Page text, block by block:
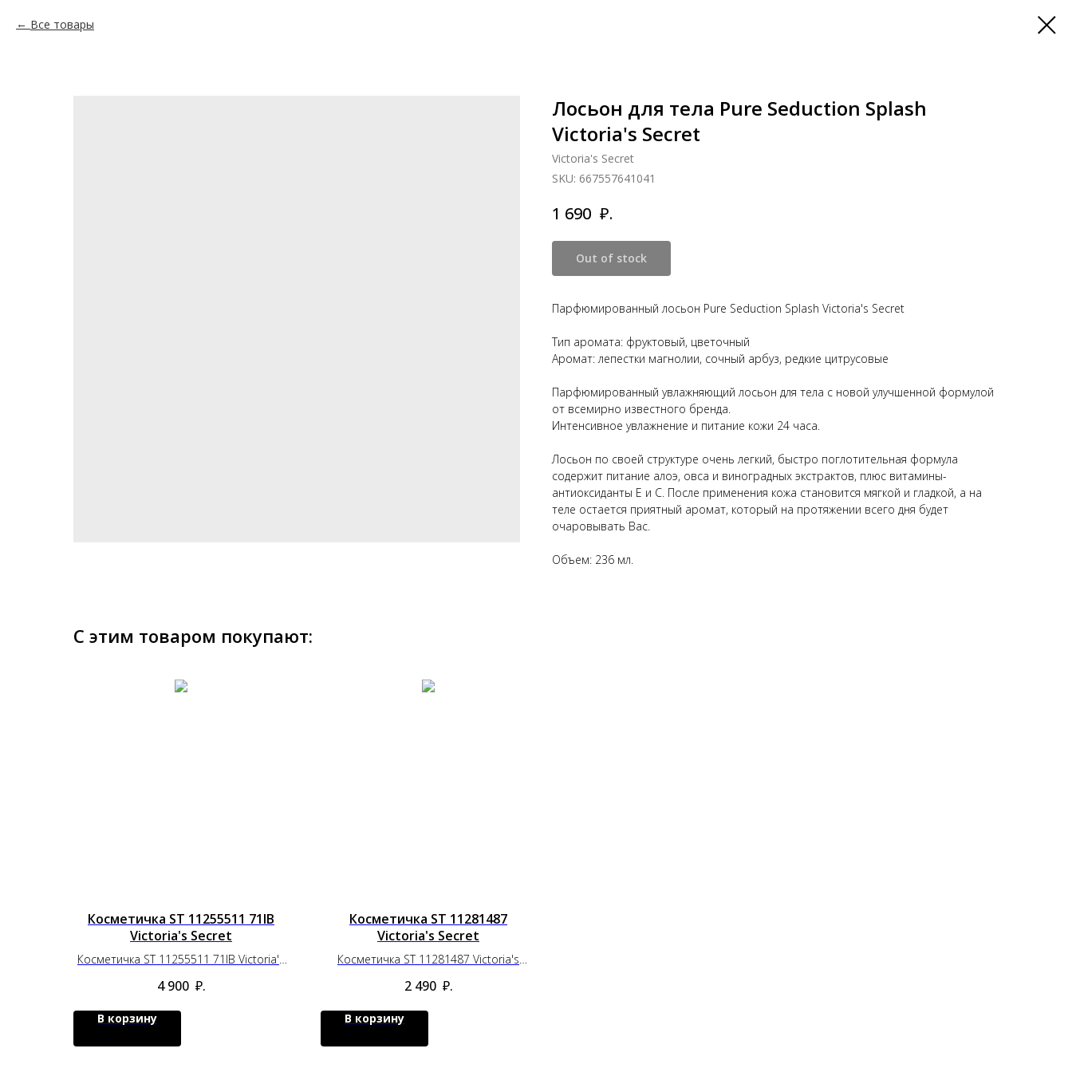
Все товары
Лосьон для тела Pure Seduction Splash
Victoria's Secret
Victoria's Secret
SKU: 667557641041
1 690 ₽.
Out of stock
Парфюмированный лосьон Pure Seduction Splash Victoria's Secret
Тип аромата: фруктовый, цветочный
Аромат: лепестки магнолии, сочный арбуз, редкие цитрусовые
Парфюмированный увлажняющий лосьон для тела с новой улучшенной формулой
от всемирно известного бренда.
Интенсивное увлажнение и питание кожи 24 часа.
Лосьон по своей структуре очень легкий, быстро поглотительная формула
содержит питание алоэ, овса и виноградных экстрактов, плюс витамины-
антиоксиданты Е и С. После применения кожа становится мягкой и гладкой, а на
теле остается приятный аромат, который на протяжении всего дня будет
очаровывать Вас.
Объем: 236 мл.
С этим товаром покупают:
Косметичка ST 11255511 71IB
Victoria's Secret
Косметичка ST 11255511 71IB Victoria's
4 900 ₽.
В корзину
Косметичка ST 11281487
Victoria's Secret
Косметичка ST 11281487 Victoria's
2 490 ₽.
В корзину